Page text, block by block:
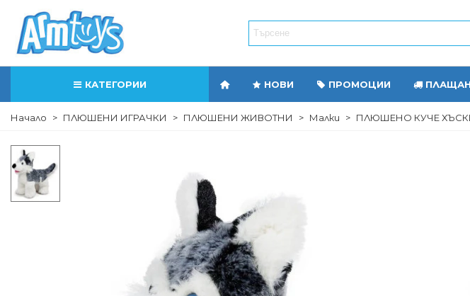
КАТЕГОРИИ НОВИ ПРОМОЦИИ
Начало > ПЛЮШЕНИ ИГРАЧКИ > ПЛЮШЕНИ ЖИВОТНИ > Малки > ПЛЮШЕНО КУЧЕ